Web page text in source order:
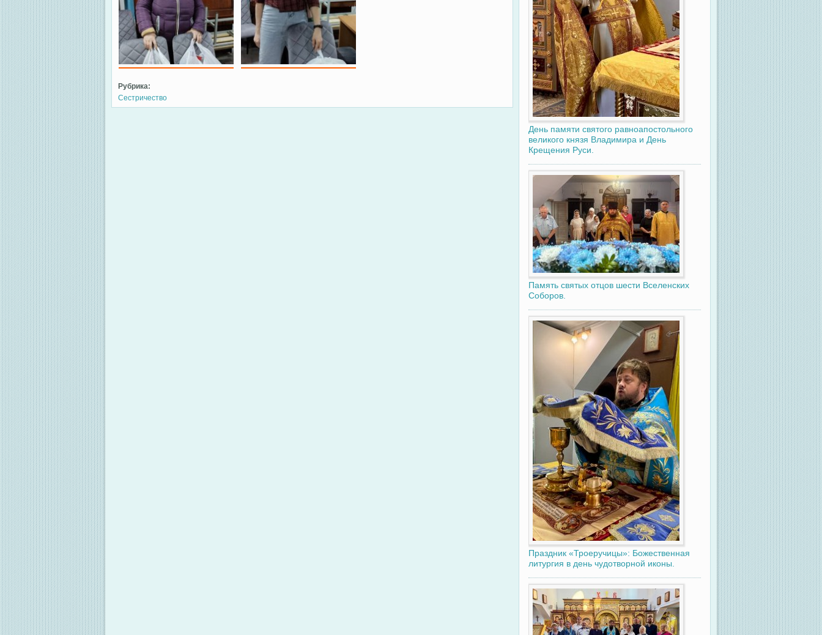
Рубрика:
Сестричество
День памяти святого равноапостольного
великого князя Владимира и День
Крещения Руси.
Память святых отцов шести Вселенских
Соборов.
Праздник «Троеручицы»: Божественная
литургия в день чудотворной иконы.